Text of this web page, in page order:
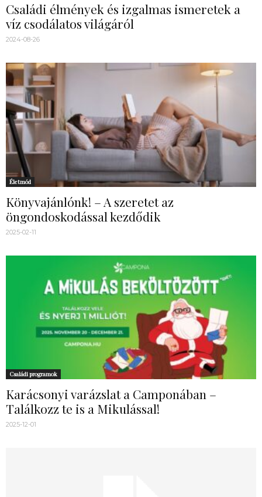
Családi élmények és izgalmas ismeretek a
víz csodálatos világáról
2024-08-26
Életmód
Könyvajánlónk! – A szeretet az
öngondoskodással kezdődik
2025-02-11
Családi programok
Karácsonyi varázslat a Camponában –
Találkozz te is a Mikulással!
2025-12-01